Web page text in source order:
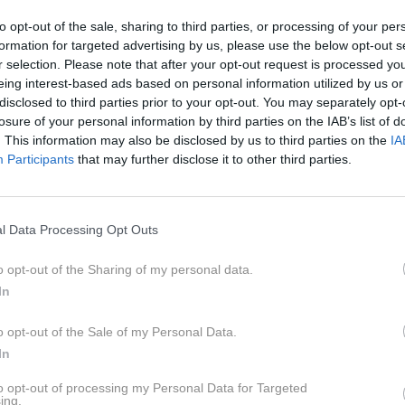
opt-out of the sale, sharing to third parties, or processing of your
for targeted advertising by us, please use the below opt-out
selection. Please note that after your opt-out request is processed
interest-based ads based on personal information utilized by us
to third parties prior to your opt-out. You may separately
of your personal information by third parties on the IAB’s list of
This information may also be disclosed by us to third parties on the
Participants that may further disclose it to other third parties.
Data Processing Opt Outs
opt-out of the Sharing of my personal data.
opt-out of the Sale of my Personal Data.
opt-out of processing my Personal Data for Targeted
dami, kajne? No, tudi njej ni
bratom Harryjem
že vrsto let ni ravno najboljši. Vse
soproga
v ZDA.
niz obtožb proti kraljevi družini, viri, ki so jim blizu, pa
se William, njegov očeKarl III . inkraljica Camilla
vedejo
je tako Meghan doletela nepričakovana prepoved.
so bile napetosti prisotne že leta 2018, ko sta se
poroko, ki jo vsi nestrpno čakajo, še fantovščina,